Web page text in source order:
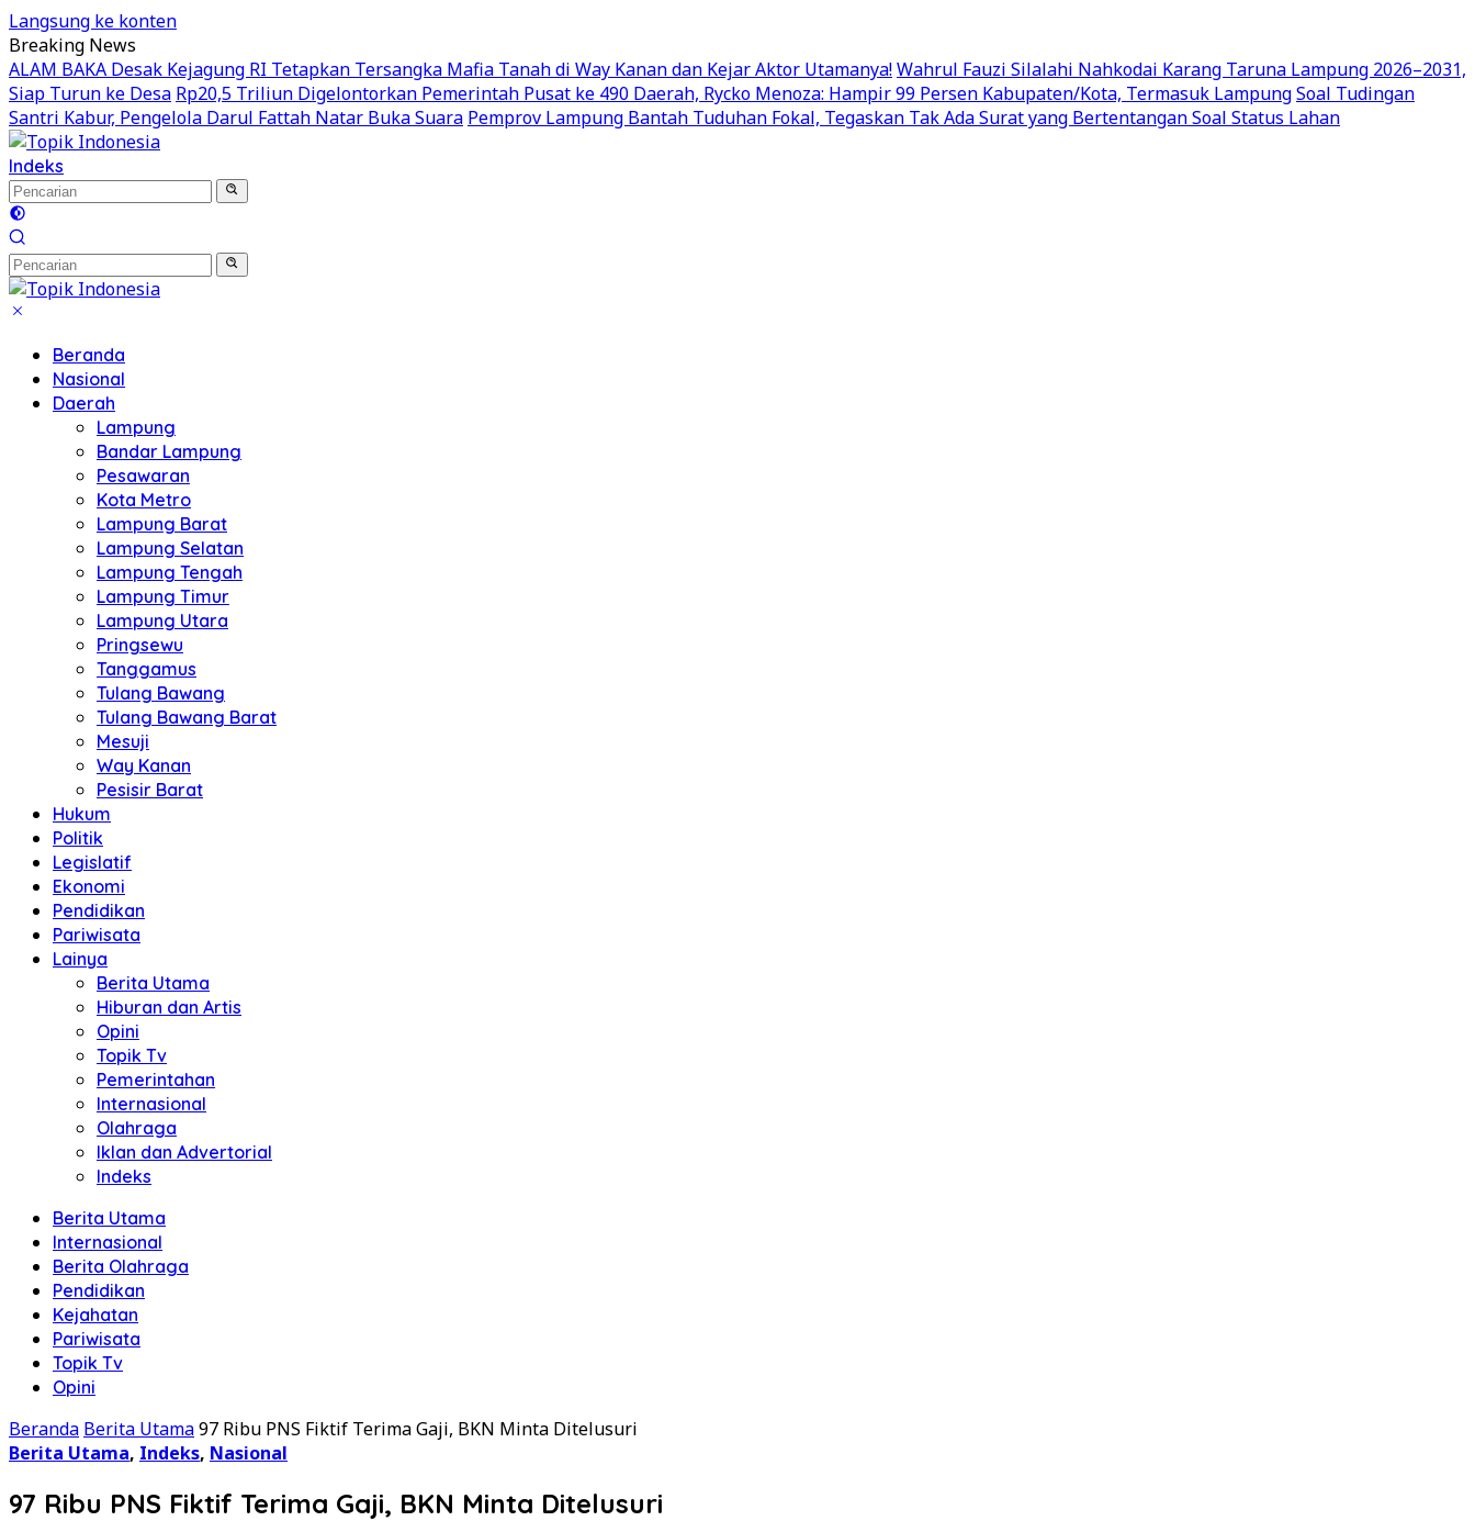
Langsung ke konten
Breaking News
ALAM BAKA Desak Kejagung RI Tetapkan Tersangka Mafia Tanah di Way Kanan dan Kejar Aktor Utamanya!Wahrul Fauzi Silalahi Nahkodai Karang Taruna Lampung 2026–2031,
Siap Turun ke Desa Rp20,5 Triliun Digelontorkan Pemerintah Pusat ke 490 Daerah, Rycko Menoza: Hampir 99 Persen Kabupaten/Kota, Termasuk LampungSoal Tudingan
Santri Kabur, Pengelola Darul Fattah Natar Buka Suara Pemprov Lampung Bantah Tuduhan Fokal, Tegaskan Tak Ada Surat yang Bertentangan Soal Status Lahan
Indeks
Beranda
Nasional
Daerah
Lampung
Bandar Lampung
Pesawaran
Kota Metro
Lampung Barat
Lampung Selatan
Lampung Tengah
Lampung Timur
Lampung Utara
Pringsewu
Tanggamus
Tulang Bawang
Tulang Bawang Barat
Mesuji
Way Kanan
Pesisir Barat
Hukum
Politik
Legislatif
Ekonomi
Pendidikan
Pariwisata
Lainya
Berita Utama
Hiburan dan Artis
Opini
Topik Tv
Pemerintahan
Internasional
Olahraga
Iklan dan Advertorial
Indeks
Berita Utama
Internasional
Berita Olahraga
Pendidikan
Kejahatan
Pariwisata
Topik Tv
Opini
Beranda Berita Utama97 Ribu PNS Fiktif Terima Gaji, BKN Minta Ditelusuri
Berita Utama, Indeks, Nasional
97 Ribu PNS Fiktif Terima Gaji, BKN Minta Ditelusuri